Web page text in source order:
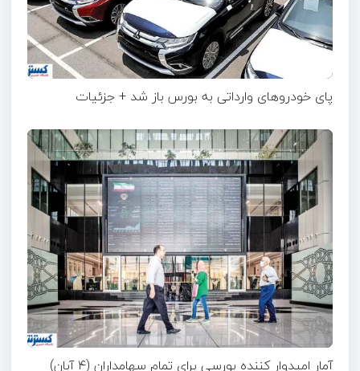
پای خودروهای وارداتی به بورس باز شد + جزئیات
آمار امیدوار کننده بورسی برای تمام سهامداران (۴ آبان)